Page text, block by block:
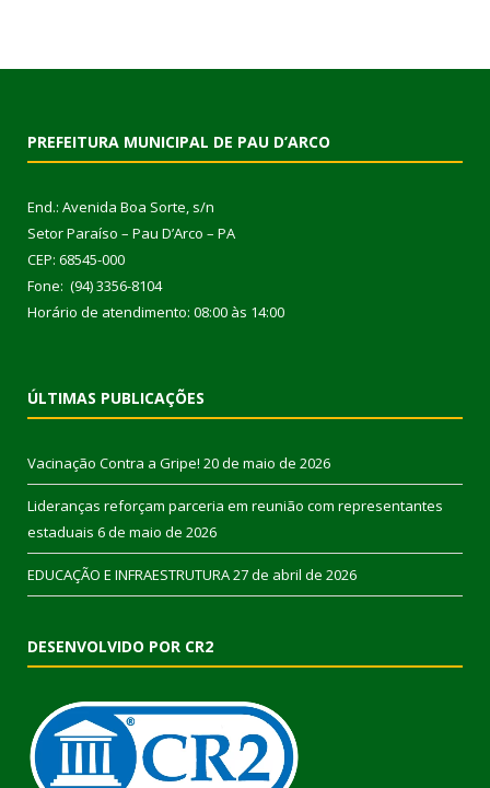
PREFEITURA MUNICIPAL DE PAU D’ARCO
End.: Avenida Boa Sorte, s/n
Setor Paraíso – Pau D’Arco – PA
CEP: 68545-000
Fone: (94) 3356-8104
Horário de atendimento: 08:00 às 14:00
ÚLTIMAS PUBLICAÇÕES
Vacinação Contra a Gripe! 20 de maio de 2026
Lideranças reforçam parceria em reunião com representantes
estaduais 6 de maio de 2026
EDUCAÇÃO E INFRAESTRUTURA27 de abril de 2026
DESENVOLVIDO POR CR2